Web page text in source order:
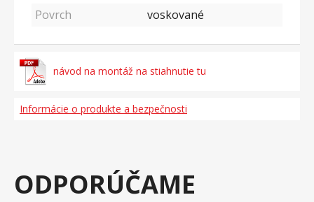
Povrch
voskované
návod na montáž na stiahnutie tu
Informácie o produkte a bezpečnosti
ODPORÚČAME